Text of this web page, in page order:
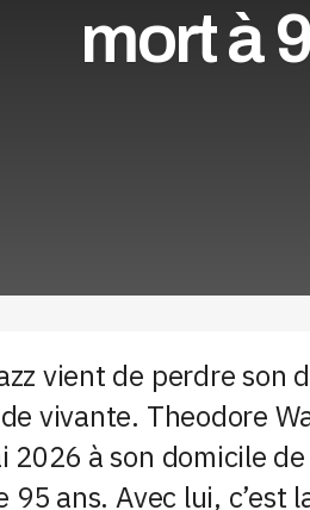
mort à
vient de perdre son
vivante. Theodore
2026 à son domicile
95 ans. Avec lui,